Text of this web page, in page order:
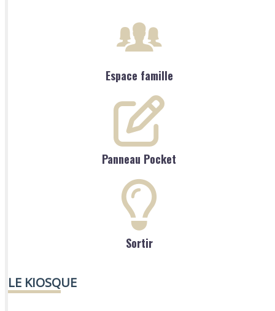
Espace famille
Panneau Pocket
Sortir
LE KIOSQUE